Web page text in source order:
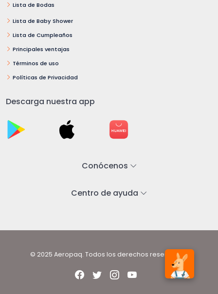
Lista de Bodas
Lista de Baby Shower
Lista de Cumpleaños
Principales ventajas
Términos de uso
Políticas de Privacidad
Descarga nuestra app
Conócenos
Centro de ayuda
© 2025 Aeropaq. Todos los derechos reservados.